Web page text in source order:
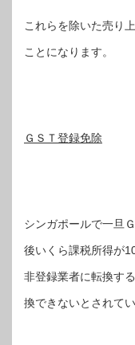
これらを除いた売り
ことになります。
ＧＳＴ登録免除
シンガポールで一旦
後いくら課税所得が
非登録業者に転換す
換できないとされてい